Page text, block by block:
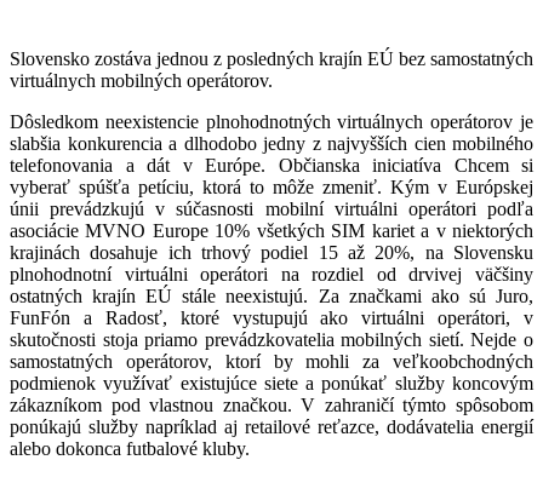
Slovensko zostáva jednou z posledných krajín EÚ bez samostatných
virtuálnych mobilných operátorov.
Dôsledkom neexistencie plnohodnotných virtuálnych operátorov je
slabšia konkurencia a dlhodobo jedny z najvyšších cien mobilného
telefonovania a dát v Európe. Občianska iniciatíva Chcem si
vyberať spúšťa petíciu, ktorá to môže zmeniť. Kým v Európskej
únii prevádzkujú v súčasnosti mobilní virtuálni operátori podľa
asociácie MVNO Europe 10% všetkých SIM kariet a v niektorých
krajinách dosahuje ich trhový podiel 15 až 20%, na Slovensku
plnohodnotní virtuálni operátori na rozdiel od drvivej väčšiny
ostatných krajín EÚ stále neexistujú. Za značkami ako sú Juro,
FunFón a Radosť, ktoré vystupujú ako virtuálni operátori, v
skutočnosti stoja priamo prevádzkovatelia mobilných sietí. Nejde o
samostatných operátorov, ktorí by mohli za veľkoobchodných
podmienok využívať existujúce siete a ponúkať služby koncovým
zákazníkom pod vlastnou značkou. V zahraničí týmto spôsobom
ponúkajú služby napríklad aj retailové reťazce, dodávatelia energií
alebo dokonca futbalové kluby.